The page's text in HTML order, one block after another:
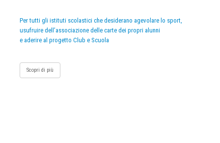
Per tutti gli istituti scolastici che desiderano agevolare lo sport,
usufruire dell’associazione delle carte dei propri alunni
e aderire al progetto Club e Scuola
Scopri di più